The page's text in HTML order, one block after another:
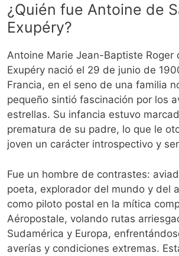
¿Quién fue Antoine de
Exupéry?
Antoine Marie Jean-Baptiste Roger
Exupéry nació el 29 de junio de
Francia, en el seno de una familia
pequeño sintió fascinación por los
estrellas. Su infancia estuvo
prematura de su padre, lo que le
joven un carácter introspectivo y
Fue un hombre de contrastes:
poeta, explorador del mundo y del
como piloto postal en la mítica
Aéropostale, volando rutas
Sudamérica y Europa,
averías y condiciones extremas.